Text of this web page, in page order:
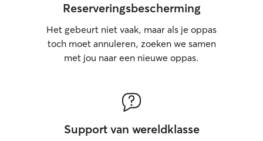
Reserveringsbescherming
Het gebeurt niet vaak, maar als je oppas
toch moet annuleren, zoeken we samen
met jou naar een nieuwe oppas.
Support van wereldklasse